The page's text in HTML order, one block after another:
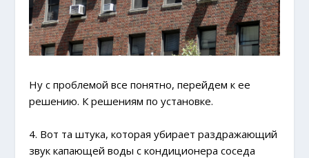
Ну с проблемой все понятно, перейдем к ее
решению. К решениям по установке.
4. Вот та штука, которая убирает раздражающий
звук капающей воды с кондиционера соседа